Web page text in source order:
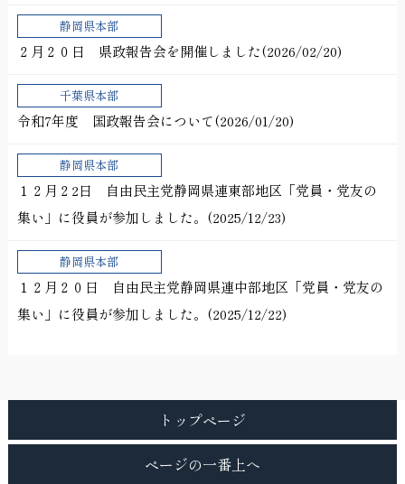
静岡県本部
２月２０日 県政報告会を開催しました(2026/02/20)
千葉県本部
令和7年度 国政報告会について(2026/01/20)
静岡県本部
１２月２2日 自由民主党静岡県連東部地区「党員・党友の
集い」に役員が参加しました。(2025/12/23)
静岡県本部
１２月２０日 自由民主党静岡県連中部地区「党員・党友の
集い」に役員が参加しました。(2025/12/22)
トップページ
ページの一番上へ